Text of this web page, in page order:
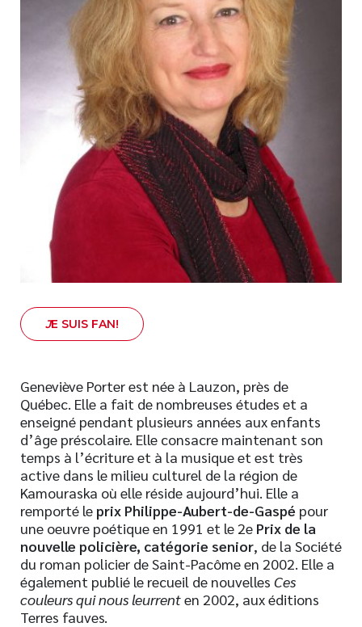
Numérique
Livres audio
Meilleurs vendeurs
Page vedette
AUTEURS
À PROPOS
CONTACT
JE SUIS FAN!
Geneviève Porter est née à Lauzon, près de
Québec. Elle a fait de nombreuses études et a
enseigné pendant plusieurs années aux enfants
d’âge préscolaire. Elle consacre maintenant son
temps à l’écriture et à la musique et est très
active dans le milieu culturel de la région de
Kamouraska où elle réside aujourd’hui. Elle a
remporté le prix Philippe-Aubert-de-Gaspé pour
une oeuvre poétique en 1991 et le 2e Prix de la
nouvelle policière, catégorie senior, de la Société
du roman policier de Saint-Pacôme en 2002. Elle a
également publié le recueil de nouvelles Ces
couleurs qui nous leurrenten 2002, aux éditions
Terres fauves.